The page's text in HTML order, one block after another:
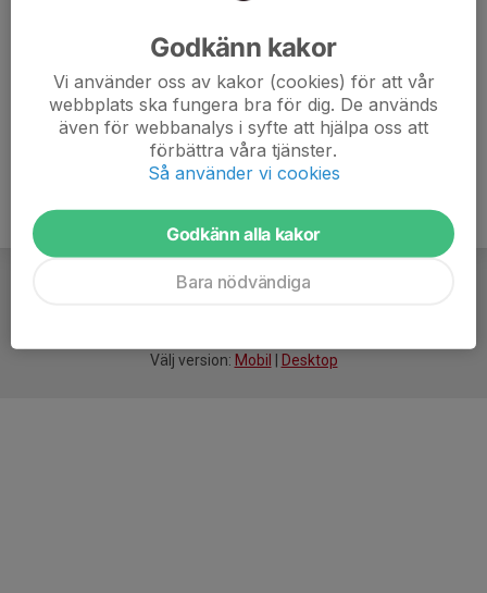
Välj version: Mobil Desktop
Godkänn kakor
Vi använder oss av kakor (cookies) för att vår
webbplats ska fungera bra för dig. De används
även för webbanalys i syfte att hjälpa oss att
förbättra våra tjänster.
Så använder vi cookies
Godkänn alla kakor
Bara nödvändiga